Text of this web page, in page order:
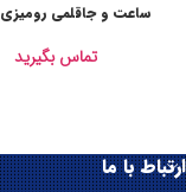
ساعت و جاقلمی رومیزی W010
تماس بگیرید
ارتباط با ما